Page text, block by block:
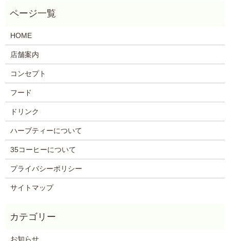
HOME
店舗案内
コンセプト
フード
ドリンク
ハーブティーについて
35コーヒーについて
プライバシーポリシー
サイトマップ
お知らせ